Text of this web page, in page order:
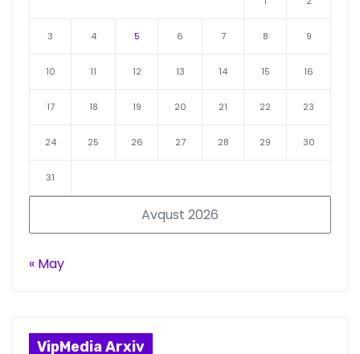
Avqust 2026
3 4 5 6 7 8 9
10 11 12 13 14 15 16
17 18 19 20 21 22 23
24 25 26 27 28 29 30
31
« May
VipMedia Arxiv